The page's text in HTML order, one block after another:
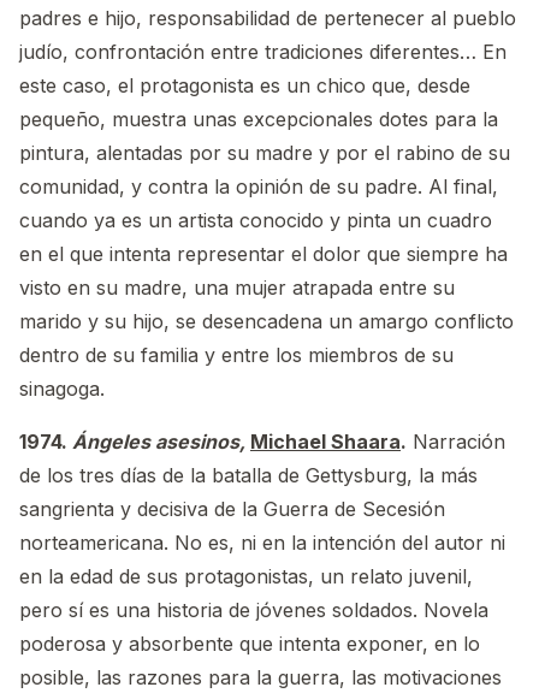
padres e hijo, responsabilidad de pertenecer al pueblo
judío, confrontación entre tradiciones diferentes… En
este caso, el protagonista es un chico que, desde
pequeño, muestra unas excepcionales dotes para la
pintura, alentadas por su madre y por el rabino de su
comunidad, y contra la opinión de su padre. Al final,
cuando ya es un artista conocido y pinta un cuadro
en el que intenta representar el dolor que siempre ha
visto en su madre, una mujer atrapada entre su
marido y su hijo, se desencadena un amargo conflicto
dentro de su familia y entre los miembros de su
sinagoga.
1974. Ángeles asesinos, Michael Shaara. Narración
de los tres días de la batalla de Gettysburg, la más
sangrienta y decisiva de la Guerra de Secesión
norteamericana. No es, ni en la intención del autor ni
en la edad de sus protagonistas, un relato juvenil,
pero sí es una historia de jóvenes soldados. Novela
poderosa y absorbente que intenta exponer, en lo
posible, las razones para la guerra, las motivaciones